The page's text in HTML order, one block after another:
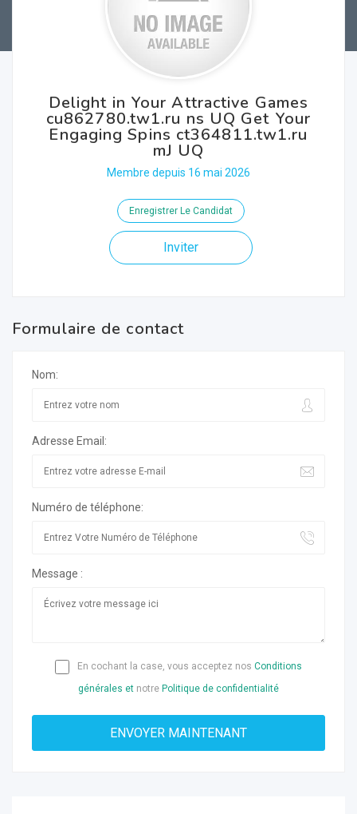
Delight in Your Attractive Games
cu862780.tw1.ru ns UQ Get Your
Engaging Spins ct364811.tw1.ru
mJ UQ
Membre depuis 16 mai 2026
Enregistrer Le Candidat
Inviter
Formulaire de contact
Nom:
Adresse Email:
Numéro de téléphone:
Message :
En cochant la case, vous acceptez nos Conditions
générales et notre Politique de confidentialité